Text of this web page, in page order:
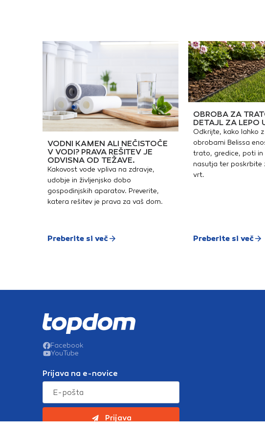
VODNI KAMEN ALI NEČISTOČE
V VODI? PRAVA REŠITEV JE
ODVISNA OD TEŽAVE.
Kakovost vode vpliva na zdravje,
udobje in življenjsko dobo
gospodinjskih aparatov. Preverite,
katera rešitev je prava za vaš dom.
Preberite si več
OBROBA ZA
DETAJL ZA LEPO
Odkrijte, kako lahko
obrobami Belissa
trato, gredice, poti in
nasutja ter poskrbite
vrt.
Preberite si več
Facebook
YouTube
Prijava na e-novice
Prijava